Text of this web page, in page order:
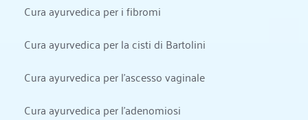
Cura ayurvedica per i fibromi
Cura ayurvedica per la cisti di Bartolini
Cura ayurvedica per l'ascesso vaginale
Cura ayurvedica per l'adenomiosi